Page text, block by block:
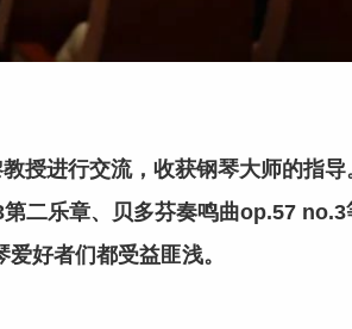
进行交流，收获钢琴大师的指导
二乐章、贝多芬奏鸣曲op.57
好者们都受益匪浅。